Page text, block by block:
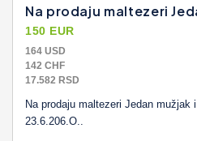
Na prodaju maltezeri
150 EUR
164 USD
142 CHF
17.582 RSD
Na prodaju maltezeri Jedan mužjak
23.6.206.O..